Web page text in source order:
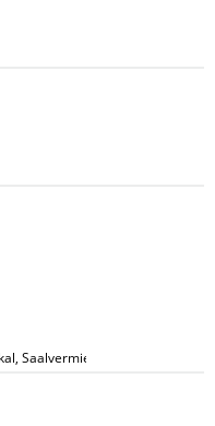
Saalvermietungen,